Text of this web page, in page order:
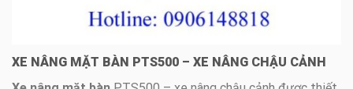
XE NÂNG MẶT BÀN PTS500 – XE NÂNG CHẬU CẢNH